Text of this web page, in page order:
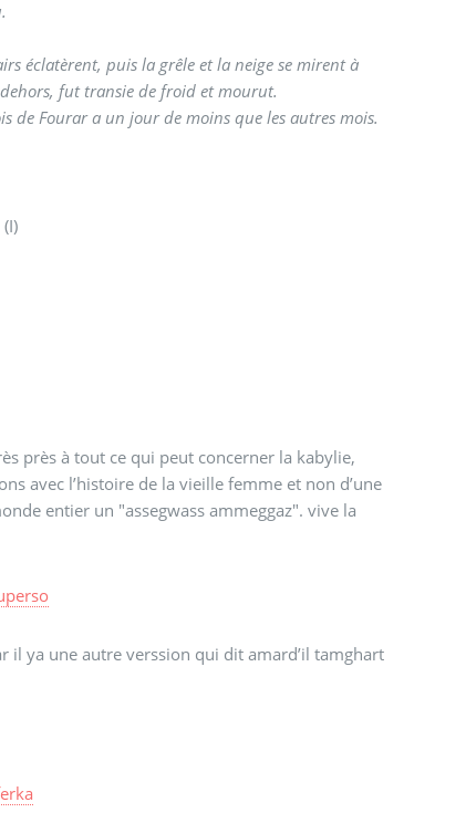
éclatèrent, puis la grêle et la neige se mirent à
fut transie de froid et mourut.
de Fourar a un jour de moins que les autres mois.
près à tout ce qui peut concerner la kabylie,
avec l’histoire de la vieille femme et non d’une
entier un "assegwass ammeggaz". vive la
il ya une autre verssion qui dit amard’il tamghart